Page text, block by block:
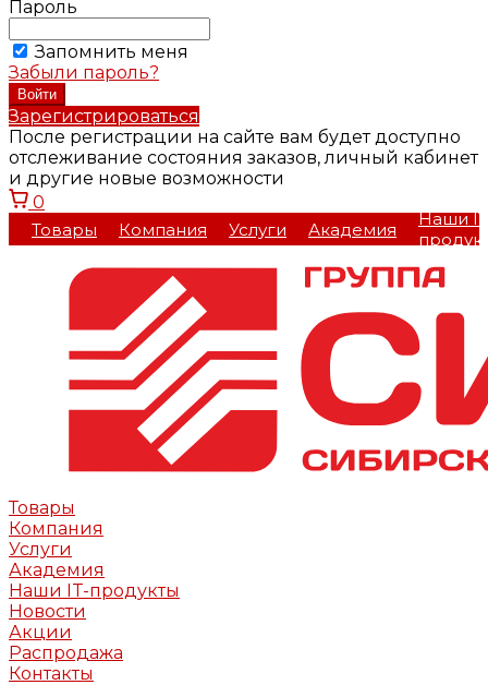
Пароль
Запомнить меня
Забыли пароль?
Зарегистрироваться
После регистрации на сайте вам будет доступно
отслеживание состояния заказов, личный кабинет
и другие новые возможности
0
Товары
Компания Услуги Академия
Наши
Товары
Компания
Услуги
Академия
Наши IT-продукты
Новости
Акции
Распродажа
Контакты